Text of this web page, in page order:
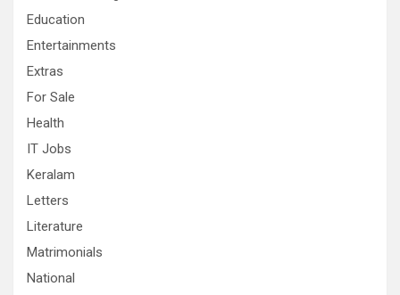
Education
Entertainments
Extras
For Sale
Health
IT Jobs
Keralam
Letters
Literature
Matrimonials
National